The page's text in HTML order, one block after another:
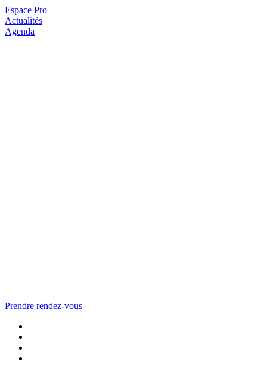
Espace Pro
Actualités
Agenda
Prendre rendez-vous